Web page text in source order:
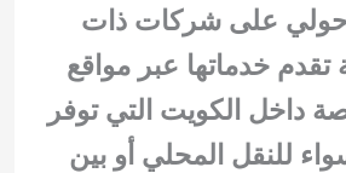
حولي على شركات ذات
خدماتها عبرمواقع
داخل الكويت التي توفر
للنقل المحلي أو بين